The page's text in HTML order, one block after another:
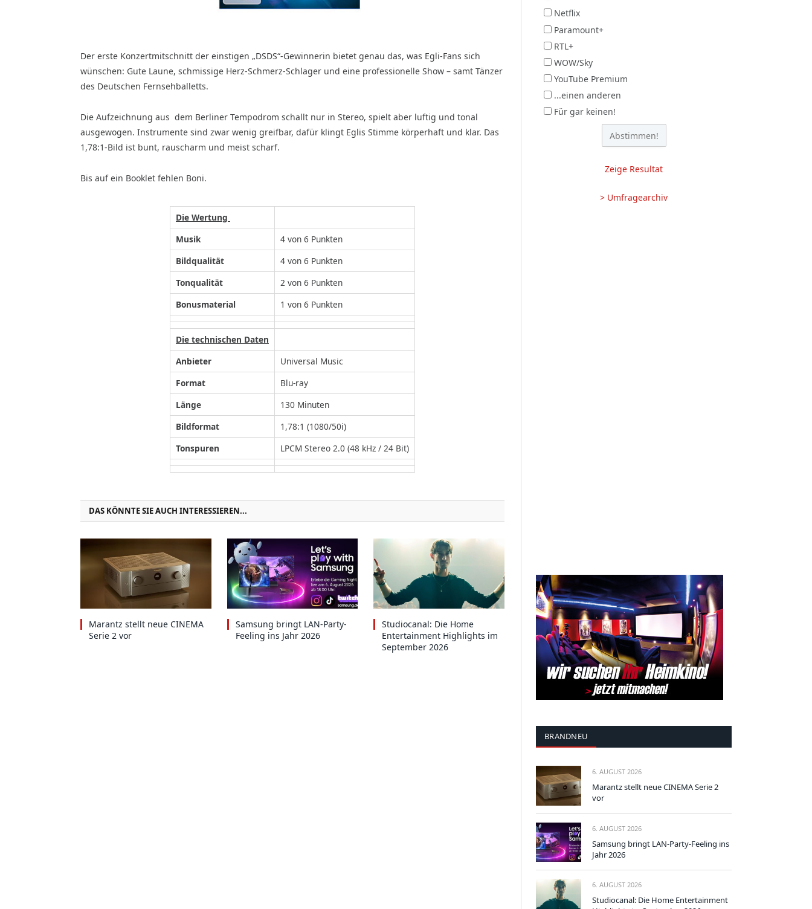
Der erste Konzertmitschnitt der einstigen „DSDS“-Gewinnerin bietet genau das, was Egli-Fans sich
wünschen: Gute Laune, schmissige Herz-Schmerz-Schlager und eine professionelle Show – samt Tänzer
des Deutschen Fernsehballetts.
Die Aufzeichnung aus dem Berliner Tempodrom schallt nur in Stereo, spielt aber luftig und tonal
ausgewogen. Instrumente sind zwar wenig greifbar, dafür klingt Eglis Stimme körperhaft und klar. Das
1,78:1-Bild ist bunt, rauscharm und meist scharf.
Bis auf ein Booklet fehlen Boni.
Die Wertung
Musik
4 von 6 Punkten
Bildqualität
4 von 6 Punkten
Tonqualität
2 von 6 Punkten
Bonusmaterial
1 von 6 Punkten
Die technischen Daten
Anbieter
Universal Music
Format
Blu-ray
Länge
130 Minuten
Bildformat
1,78:1 (1080/50i)
Tonspuren
LPCM Stereo 2.0 (48 kHz / 24 Bit)
DAS KÖNNTE SIE AUCH INTERESSIEREN...
Marantz stellt neue CINEMA
Serie 2 vor
Samsung bringt LAN-Party-
Feeling ins Jahr 2026
Studiocanal: Die Home
Entertainment Highlights im
September 2026
Netflix
Paramount+
RTL+
WOW/Sky
YouTube Premium
...einen anderen
Für gar keinen!
Zeige Resultat
> Umfragearchiv
BRANDNEU
6. AUGUST 2026
Marantz stellt neue CINEMA Serie 2
vor
6. AUGUST 2026
Samsung bringt LAN-Party-Feeling ins
Jahr 2026
6. AUGUST 2026
Studiocanal: Die Home Entertainment